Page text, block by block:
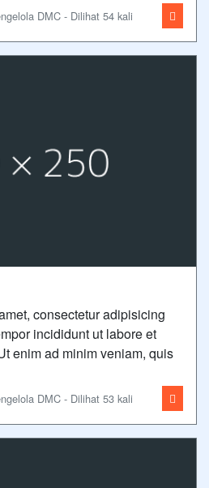
DMC - Dilihat 54 kali
consectetur adipisicing
incididunt ut labore et
enim ad minim veniam, quis
DMC - Dilihat 53 kali